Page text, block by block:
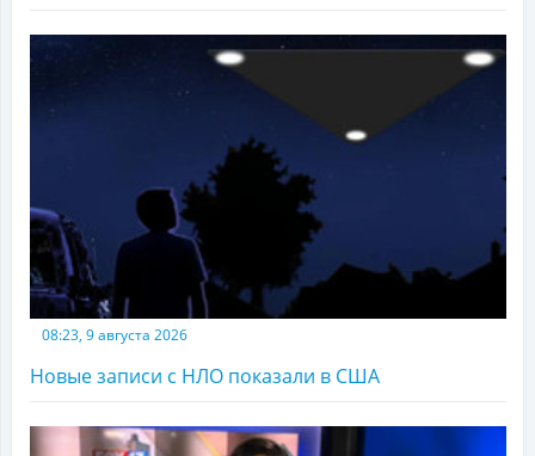
08:23, 9 августа 2026
Новые записи с НЛО показали в США